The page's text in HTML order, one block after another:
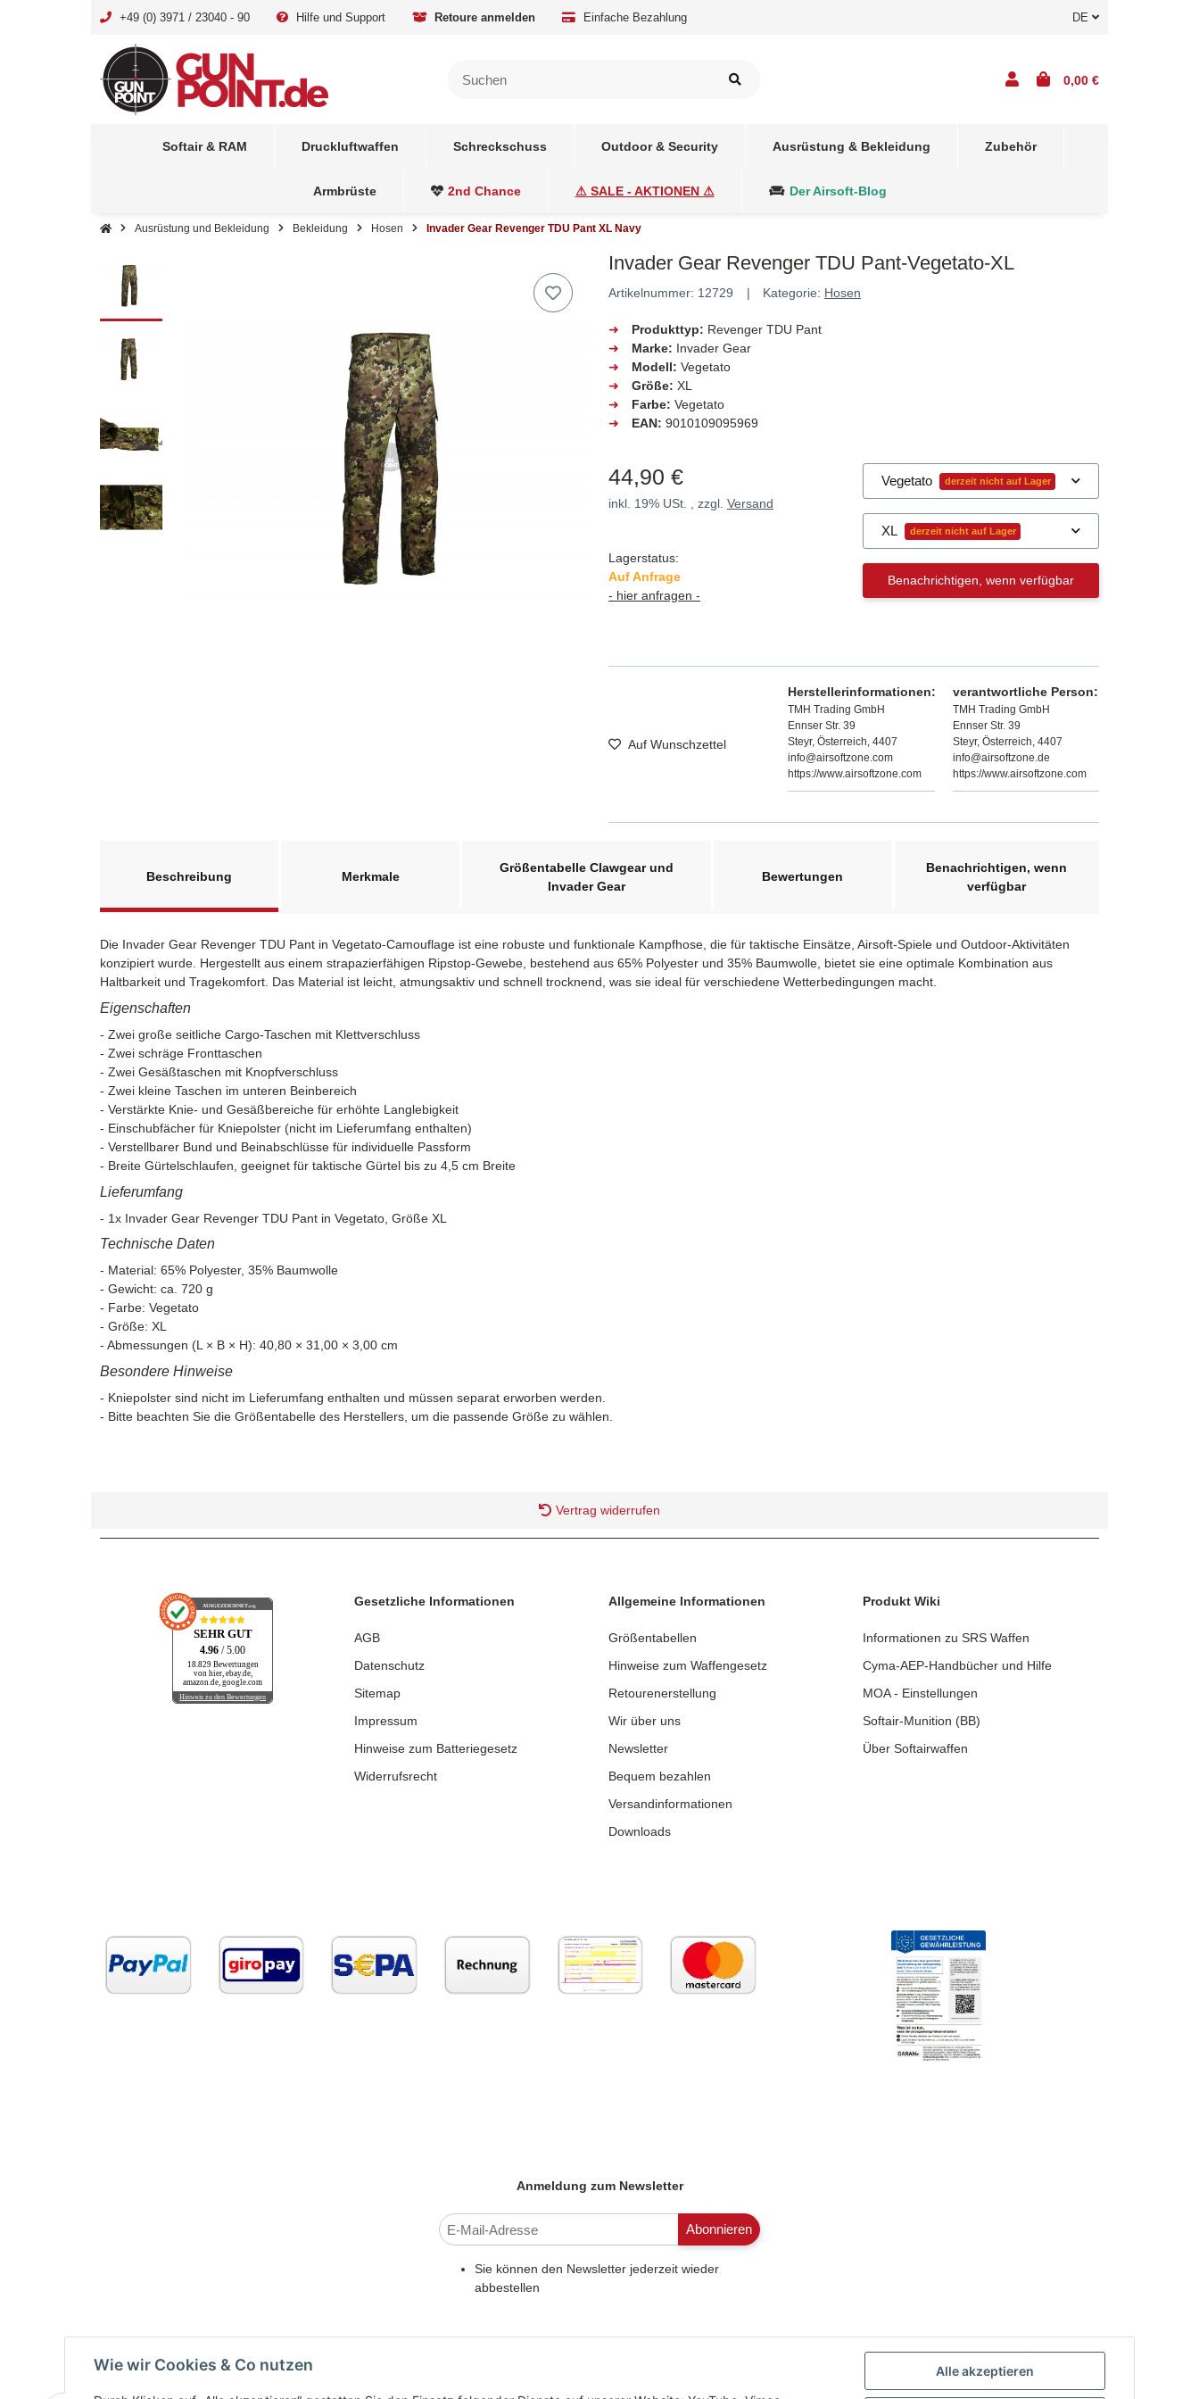
+49 (0) 3971 / 23040 - 90 Hilfe und Support Retoure anmelden Einfache Bezahlung DE
0,00 €
Softair & RAM Druckluftwaffen Schreckschuss Outdoor & Security Ausrüstung & Bekleidung Zubehör
Armbrüste 2nd Chance ⚠ SALE - AKTIONEN ⚠ Der Airsoft-Blog
Ausrüstung und Bekleidung Bekleidung Hosen Invader Gear Revenger TDU Pant XL Navy
Invader Gear Revenger TDU Pant-Vegetato-XL
Artikelnummer: 12729 Kategorie: Hosen
➜ Produkttyp: Revenger TDU Pant
➜
Marke: Invader Gear
➜
Modell: Vegetato
➜
Größe: XL
➜
Farbe: Vegetato
➜
EAN: 9010109095969
44,90 €
inkl. 19% USt. , zzgl. Versand
Lagerstatus:
Auf Anfrage
- hier anfragen -
Vegetato derzeit nicht auf Lager
XL derzeit nicht auf Lager
Benachrichtigen, wenn verfügbar
Auf Wunschzettel
Herstellerinformationen:
TMH Trading GmbH
Ennser Str. 39
Steyr, Österreich, 4407
info@airsoftzone.com
https://www.airsoftzone.com
verantwortliche Person:
TMH Trading GmbH
Ennser Str. 39
Steyr, Österreich, 4407
info@airsoftzone.de
https://www.airsoftzone.com
Beschreibung Merkmale
Größentabelle Clawgear und
Invader Gear
Bewertungen
Benachrichtigen, wenn
verfügbar
Die Invader Gear Revenger TDU Pant in Vegetato-Camouflage ist eine robuste und funktionale Kampfhose, die für taktische Einsätze, Airsoft-Spiele und Outdoor-Aktivitäten
konzipiert wurde. Hergestellt aus einem strapazierfähigen Ripstop-Gewebe, bestehend aus 65% Polyester und 35% Baumwolle, bietet sie eine optimale Kombination aus
Haltbarkeit und Tragekomfort. Das Material ist leicht, atmungsaktiv und schnell trocknend, was sie ideal für verschiedene Wetterbedingungen macht.
Eigenschaften
- Zwei große seitliche Cargo-Taschen mit Klettverschluss
- Zwei schräge Fronttaschen
- Zwei Gesäßtaschen mit Knopfverschluss
- Zwei kleine Taschen im unteren Beinbereich
- Verstärkte Knie- und Gesäßbereiche für erhöhte Langlebigkeit
- Einschubfächer für Kniepolster (nicht im Lieferumfang enthalten)
- Verstellbarer Bund und Beinabschlüsse für individuelle Passform
- Breite Gürtelschlaufen, geeignet für taktische Gürtel bis zu 4,5 cm Breite
Lieferumfang
- 1x Invader Gear Revenger TDU Pant in Vegetato, Größe XL
Technische Daten
- Material: 65% Polyester, 35% Baumwolle
- Gewicht: ca. 720 g
- Farbe: Vegetato
- Größe: XL
- Abmessungen (L × B × H): 40,80 × 31,00 × 3,00 cm
Besondere Hinweise
- Kniepolster sind nicht im Lieferumfang enthalten und müssen separat erworben werden.
- Bitte beachten Sie die Größentabelle des Herstellers, um die passende Größe zu wählen.
Vertrag widerrufen
AUSGEZEICHNET.org
SEHR GUT
4.96/ 5.00
18.829 Bewertungen
von hier, ebay.de,
amazon.de, google.com
Hinweis zu den Bewertungen
Gesetzliche Informationen
AGB
Datenschutz
Sitemap
Impressum
Hinweise zum Batteriegesetz
Widerrufsrecht
Allgemeine Informationen
Größentabellen
Hinweise zum Waffengesetz
Retourenerstellung
Wir über uns
Newsletter
Bequem bezahlen
Versandinformationen
Downloads
Produkt Wiki
Informationen zu SRS Waffen
Cyma-AEP-Handbücher und Hilfe
MOA - Einstellungen
Softair-Munition (BB)
Über Softairwaffen
Anmeldung zum Newsletter
Newsletter-Registrierung Abonnieren
Sie können den Newsletter jederzeit wieder
abbestellen
Alle akzeptieren
Wie wir Cookies & Co nutzen